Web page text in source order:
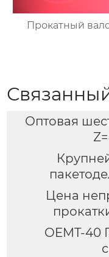
Прокатный
Оптовая
Цена
OEMT-40